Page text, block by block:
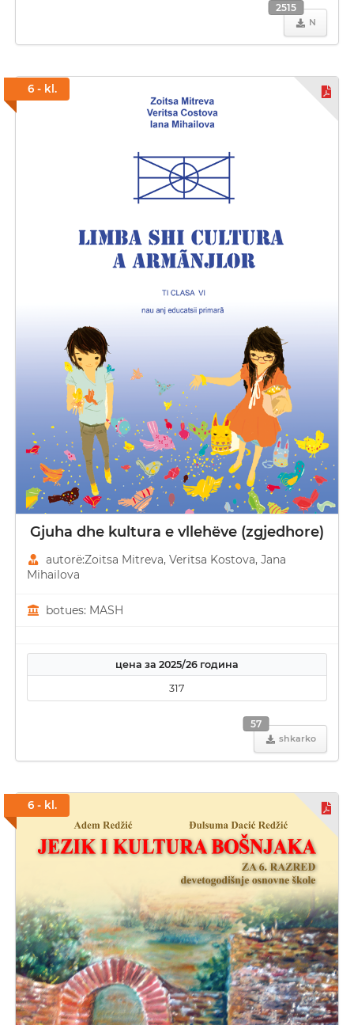
N
2515
6 - kl.
Gjuha dhe kultura e vllehëve (zgjedhore)
autorë:Zoitsa Mitreva, Veritsa Kostova, Јana
Mihailova
botues: MASH
цена за 2025/26 година
317
shkarko
57
6 - kl.